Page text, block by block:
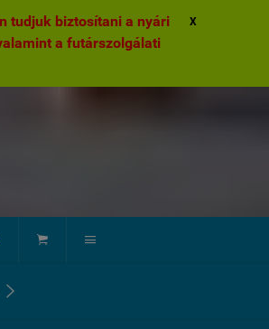
tudjuk biztosítani a nyári
a futárszolgálati
X
 
